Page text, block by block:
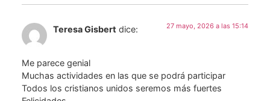
Teresa Gisbert dice: 27 mayo, 2026 a las 15:14
Me parece genial
Muchas actividades en las que se podrá participar
Todos los cristianos unidos seremos más fuertes